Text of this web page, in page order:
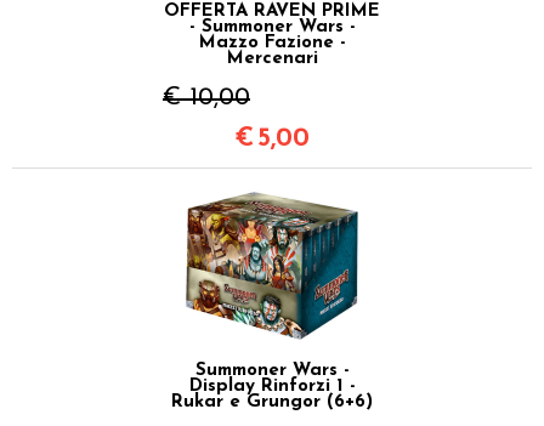
OFFERTA RAVEN PRIME
- Summoner Wars -
Mazzo Fazione -
Mercenari
€ 10,00
€ 5,00
Summoner Wars -
Display Rinforzi 1 -
Rukar e Grungor (6+6)